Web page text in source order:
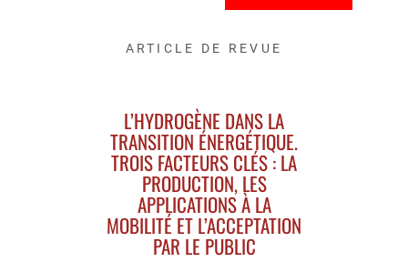
ARTICLE DE REVUE
L’HYDROGÈNE DANS LA
TRANSITION ÉNERGÉTIQUE.
TROIS FACTEURS CLÉS : LA
PRODUCTION, LES
APPLICATIONS À LA
MOBILITÉ ET L’ACCEPTATION
PAR LE PUBLIC